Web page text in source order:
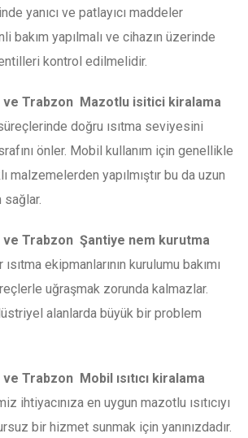
yanıcı ve patlayıcı maddeler
bakım yapılmalı ve cihazın üzerinde
kontrol edilmelidir.
ve Trabzon Mazotlu isitici kiralama
doğru ısıtma seviyesini
önler. Mobil kullanım için genellikle
malzemelerden yapılmıştır bu da uzun
sağlar.
ve Trabzon Şantiye nem kurutma
ekipmanlarının kurulumu bakımı
uğraşmak zorunda kalmazlar.
alanlarda büyük bir problem
ve Trabzon Mobil ısıtıcı kiralama
ihtiyacınıza en uygun mazotlu ısıtıcıyı
bir hizmet sunmak için yanınızdadır.